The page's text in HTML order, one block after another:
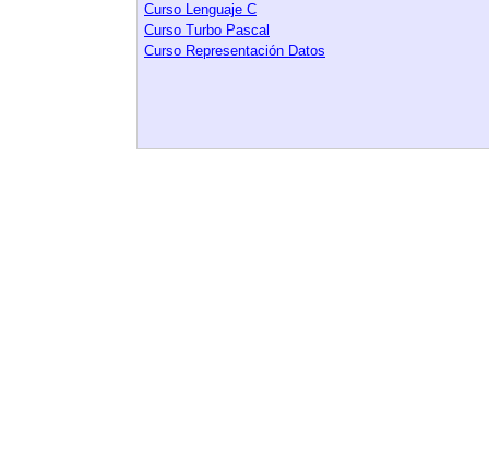
Curso Lenguaje C
Curso Turbo Pascal
Curso Representación Datos